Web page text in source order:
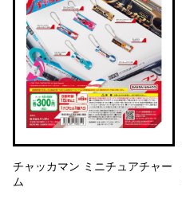
チャッカマン ミニチュアチャー
ム